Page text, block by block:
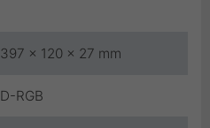
397 x 120 x 27 mm
D-RGB